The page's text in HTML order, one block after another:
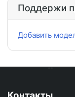
Поддержи
Добавить